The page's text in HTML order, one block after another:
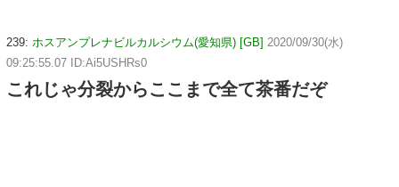
239: ホスアンプレナビルカルシウム(愛知県) [GB] 2020/09/30(水)
09:25:55.07 ID:Ai5USHRs0
これじゃ分裂からここまで全て茶番だぞ